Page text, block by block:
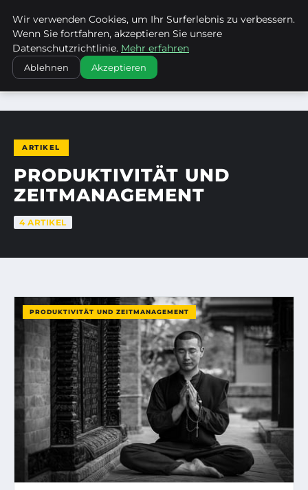
KIRCHE ERBACH DONAU
STARTSEITE PRODUKTIVITÄT UND ZEITMANAGEMENT
ARTIKEL
PRODUKTIVITÄT UND
ZEITMANAGEMENT
4 ARTIKEL
PRODUKTIVITÄT UND ZEITMANAGEMENT
Wir verwenden Cookies, um Ihr Surferlebnis zu verbessern.
Wenn Sie fortfahren, akzeptieren Sie unsere
Datenschutzrichtlinie. Mehr erfahren
Ablehnen Akzeptieren